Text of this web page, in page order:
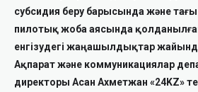
субсидия беру барысында және тағы
пилотық жоба аясында
енгізудегі жаңашылдықтар
Ақпарат және коммуникациялар
директоры Асан Ахметжан «24KZ»